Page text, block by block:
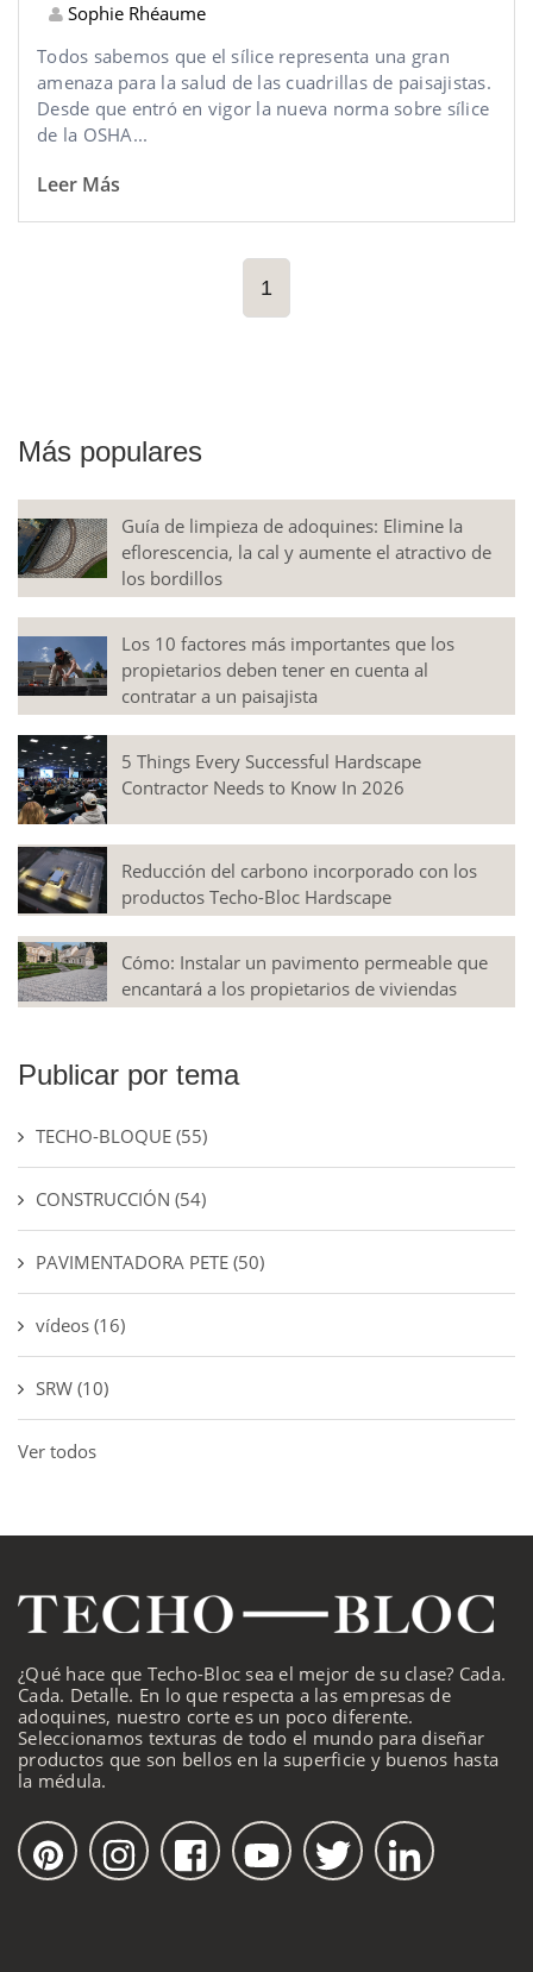
Sophie Rhéaume
Todos sabemos que el sílice representa una gran
amenaza para la salud de las cuadrillas de paisajistas.
Desde que entró en vigor la nueva norma sobre sílice
de la OSHA...
Leer Más
1
Más populares
Guía de limpieza de adoquines: Elimine la
eflorescencia, la cal y aumente el atractivo de
los bordillos
Los 10 factores más importantes que los
propietarios deben tener en cuenta al
contratar a un paisajista
5 Things Every Successful Hardscape
Contractor Needs to Know In 2026
Reducción del carbono incorporado con los
productos Techo-Bloc Hardscape
Cómo: Instalar un pavimento permeable que
encantará a los propietarios de viviendas
Publicar por tema
TECHO-BLOQUE (55)
CONSTRUCCIÓN (54)
PAVIMENTADORA PETE (50)
vídeos (16)
SRW (10)
Ver todos
¿Qué hace que Techo-Bloc sea el mejor de su clase? Cada.
Cada. Detalle. En lo que respecta a las empresas de
adoquines, nuestro corte es un poco diferente.
Seleccionamos texturas de todo el mundo para diseñar
productos que son bellos en la superficie y buenos hasta
la médula.